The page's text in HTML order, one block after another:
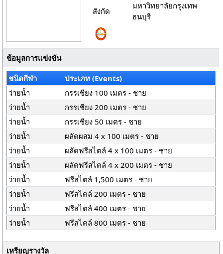
สังกัด
มหาวิทยาลัยกรุงเทพ
ธนบุรี
ข้อมูลการแข่งขัน
ชนิดกีฬา
ประเภท (Events)
ว่ายน้ำ
กรรเชียง 100 เมตร - ชาย
ว่ายน้ำ
กรรเชียง 200 เมตร - ชาย
ว่ายน้ำ
กรรเชียง 50 เมตร - ชาย
ว่ายน้ำ
ผลัดผสม 4 x 100 เมตร - ชาย
ว่ายน้ำ
ผลัดฟรีสไตล์ 4 x 100 เมตร - ชาย
ว่ายน้ำ
ผลัดฟรีสไตล์ 4 x 200 เมตร - ชาย
ว่ายน้ำ
ฟรีสไตล์ 1,500 เมตร - ชาย
ว่ายน้ำ
ฟรีสไตล์ 200 เมตร - ชาย
ว่ายน้ำ
ฟรีสไตล์ 400 เมตร - ชาย
ว่ายน้ำ
ฟรีสไตล์ 800 เมตร - ชาย
เหรียญรางวัล